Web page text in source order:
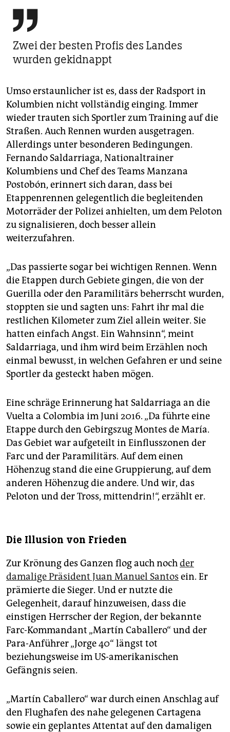

Zwei der besten Profis des Landes
wurden gekidnappt
Umso erstaunlicher ist es, dass der Radsport in
Kolumbien nicht vollständig einging. Immer
wieder trauten sich Sportler zum Training auf die
Straßen. Auch Rennen wurden ausgetragen.
Allerdings unter besonderen Bedingungen.
Fernando Saldarriaga, Nationaltrainer
Kolumbiens und Chef des Teams Manzana
Postobón, erinnert sich daran, dass bei
Etappenrennen gelegentlich die begleitenden
Motorräder der Polizei anhielten, um dem Peloton
zu signalisieren, doch besser allein
weiterzufahren.
„Das passierte sogar bei wichtigen Rennen. Wenn
die Etappen durch Gebiete gingen, die von der
Guerilla oder den Paramilitärs beherrscht wurden,
stoppten sie und sagten uns: Fahrt ihr mal die
restlichen Kilometer zum Ziel allein weiter. Sie
hatten einfach Angst. Ein Wahnsinn“, meint
Saldarriaga, und ihm wird beim Erzählen noch
einmal bewusst, in welchen Gefahren er und seine
Sportler da gesteckt haben mögen.
Eine schräge Erinnerung hat Saldarriaga an die
Vuelta a Colombia im Juni 2016. „Da führte eine
Etappe durch den Gebirgszug Montes de María.
Das Gebiet war aufgeteilt in Einflusszonen der
Farc und der Paramilitärs. Auf dem einen
Höhenzug stand die eine Gruppierung, auf dem
anderen Höhenzug die andere. Und wir, das
Peloton und der Tross, mittendrin!“, erzählt er.
Die Illusion von Frieden
Zur Krönung des Ganzen flog auch nochder
damalige Präsident Juan Manuel Santos ein. Er
prämierte die Sieger. Und er nutzte die
Gelegenheit, darauf hinzuweisen, dass die
einstigen Herrscher der Region, der bekannte
Farc-Kommandant „Martín Caballero“ und der
Para-Anführer „Jorge 40“ längst tot
beziehungsweise im US-amerikanischen
Gefängnis seien.
„Martín Caballero“ war durch einen Anschlag auf
den Flughafen des nahe gelegenen Cartagena
sowie ein geplantes Attentat auf den damaligen